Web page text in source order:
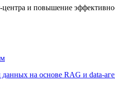
центра и повышение
на основе RAG и data-